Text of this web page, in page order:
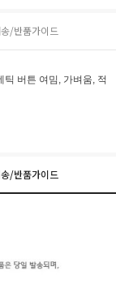
/반품가이드
버튼 여밈, 가벼움, 적
/반품가이드